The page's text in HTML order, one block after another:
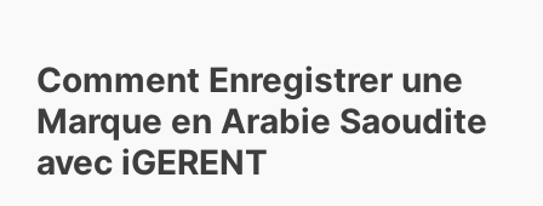
Comment Enregistrer une
Marque en Arabie Saoudite
avec iGERENT